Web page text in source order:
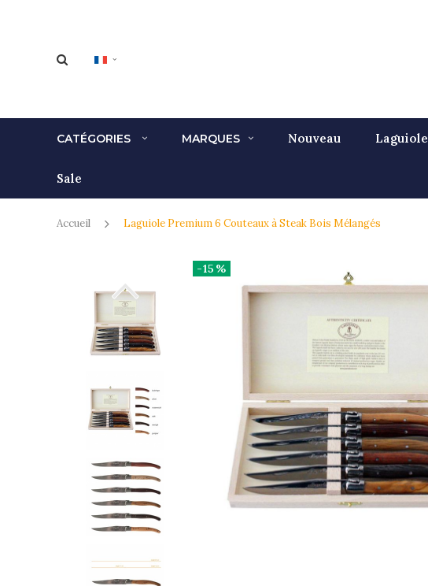
CATÉGORIES MARQUES Nouveau Laguiole
Sale
Accueil Laguiole Premium 6 Couteaux à Steak Bois Mélangés
-15%